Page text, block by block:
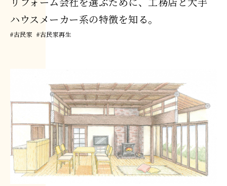
リフォーム会社を選ぶために、工務店と大手
ハウスメーカー系の特徴を知る。
#古民家 #古民家再生